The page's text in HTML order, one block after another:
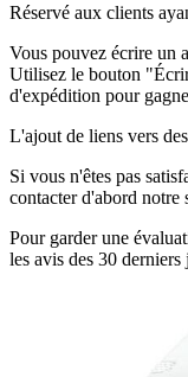
Réservé aux clients
Vous pouvez écrire un
Utilisez le bouton
d'expédition pour
L'ajout de liens vers
Si vous n'êtes pas
contacter d'abord notre
Pour garder une
les avis des 30